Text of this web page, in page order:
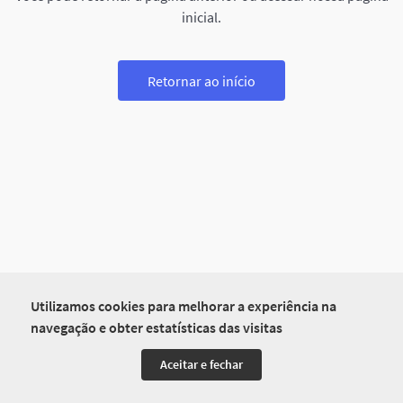
Utilizamos cookies para melhorar a experiência na
navegação e obter estatísticas das visitas
Aceitar e fechar
inicial.
Retornar ao início